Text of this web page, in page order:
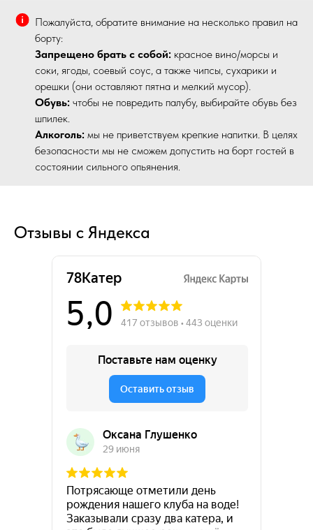
Пожалуйста, обратите внимание на несколько правил на
борту:
Запрещено брать с собой: красное вино/морсы и
соки, ягоды, соевый соус, а также чипсы, сухарики и
орешки (они оставляют пятна и мелкий мусор).
Обувь: чтобы не повредить палубу, выбирайте обувь без
шпилек.
Алкоголь: мы не приветствуем крепкие напитки. В целях
безопасности мы не сможем допустить на борт гостей в
состоянии сильного опьянения.
Отзывы с Яндекса